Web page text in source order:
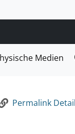
Medienart nach
Medien
Permalink